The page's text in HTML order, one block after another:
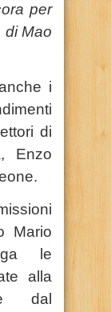
per
di Mao
i
di
Enzo
Mario
le
alla
dal